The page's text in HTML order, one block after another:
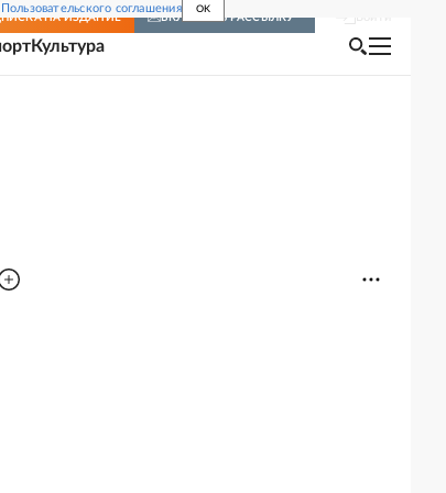
Пользовательского соглашения OK
НА ИЗДАНИЕ ВКЛЮЧИТЬ РАССЫЛКУ
Культура